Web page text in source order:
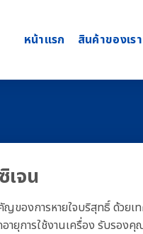
หน้าแรก สินค้าของเรา
จน
ของการหายใจบริสุทธิ์ ด้วย
ายุการใช้งานเครื่อง รับรอง